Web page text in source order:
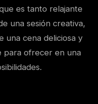
es tanto relajante
una sesión creativa,
una cena deliciosa y
para ofrecer en una